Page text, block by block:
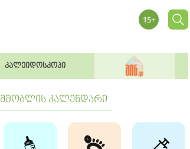
კალეიდოსკოპი
მშობლის კალენდარი